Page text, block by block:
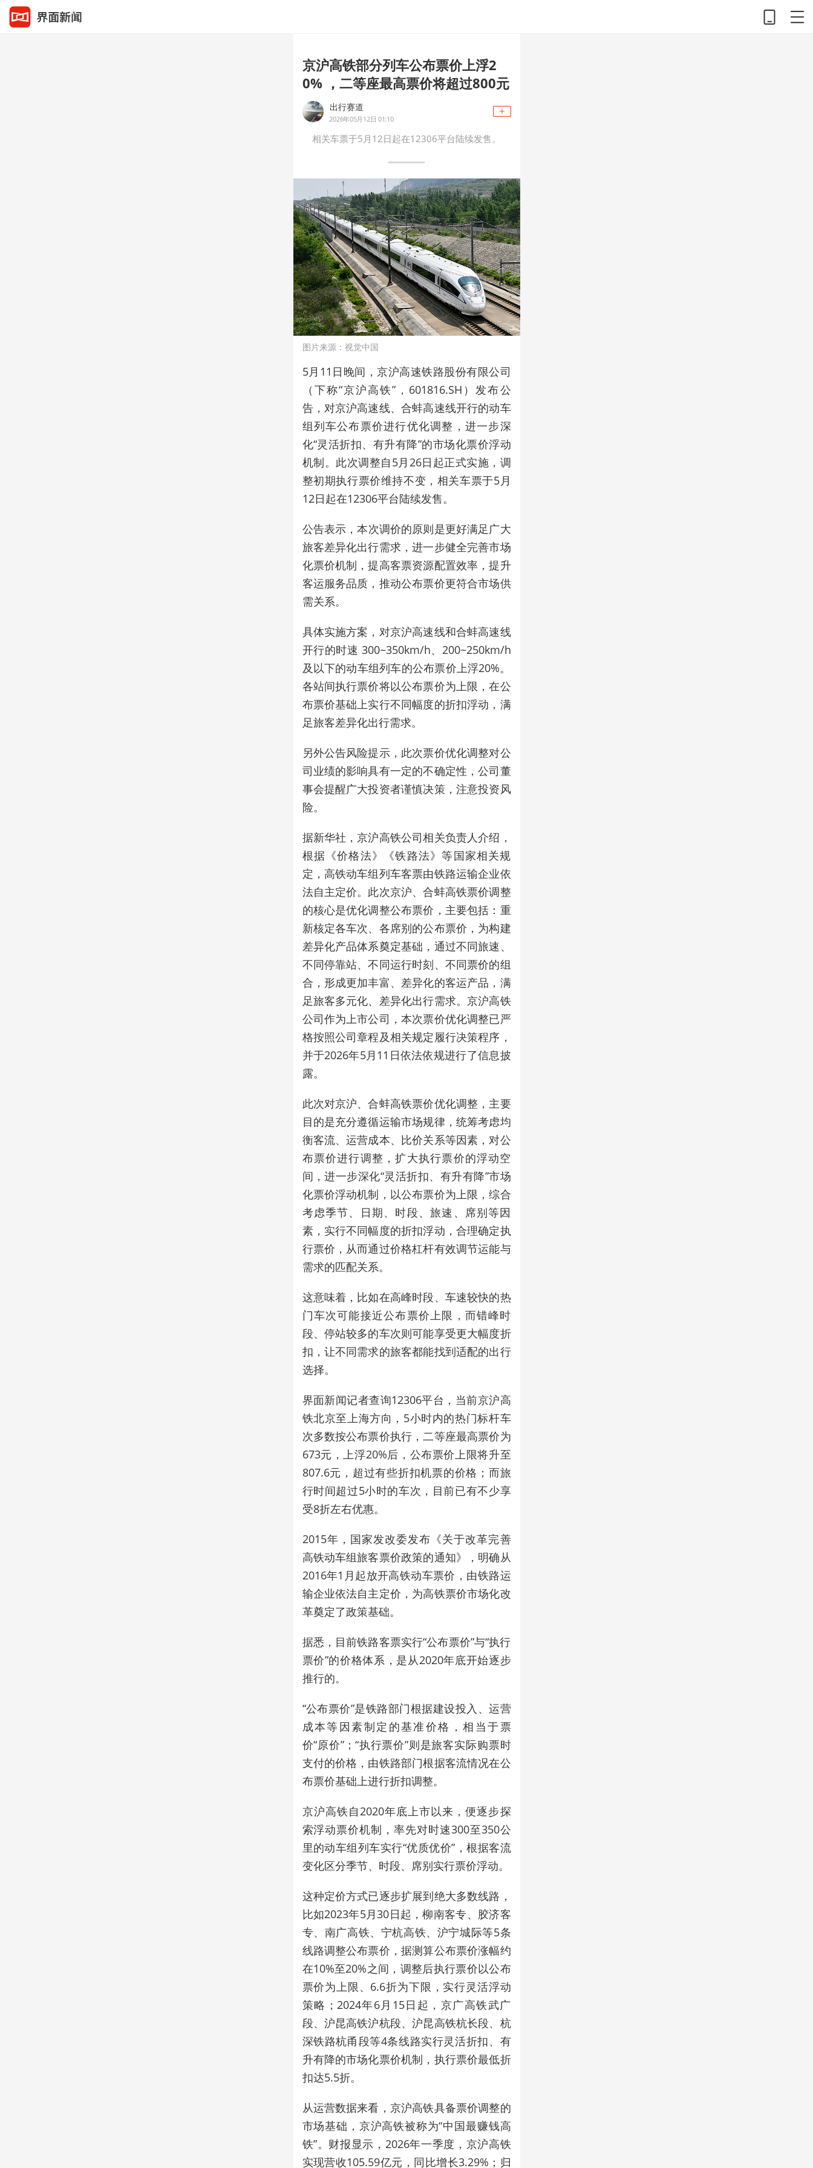
京沪高铁部分列车公布票价上浮2
0% ，二等座最高票价将超过800元
出行赛道
2026年05月12日 01:10
相关车票于5月12日起在12306平台陆续发售。
图片来源：视觉中国
5月11日晚间，京沪高速铁路股份有限公司
（下称“京沪高铁”，601816.SH）发布公
告，对京沪高速线、合蚌高速线开行的动车
组列车公布票价进行优化调整， 进一步深
化“灵活折扣、有升有降”的市场化票价浮动
机制。此次调整自5月26日起正式实施，调
整初期执行票价维持不变，相关车票于5月
12日起在12306平台陆续发售。
公告表示，本次调价的原则是更好满足广大
旅客差异化出行需求，进一步健全完善市场
化票价机制，提高客票资源配置效率，提升
客运服务品质，推动公布票价更符合市场供
需关系。
具体实施方案，对京沪高速线和合蚌高速线
开行的时速 300~350km/h、200~250km/h
及以下的动车组列车的公布票价上浮20%。
各站间执行票价将以公布票价为上限，在公
布票价基础上实行不同幅度的折扣浮动，满
足旅客差异化出行需求。
另外公告风险提示，此次票价优化调整对公
司业绩的影响具有一定的不确定性，公司董
事会提醒广大投资者谨慎决策，注意投资风
险。
据新华社，京沪高铁公司相关负责人介绍，
根据《价格法》《铁路法》等国家相关规
定，高铁动车组列车客票由铁路运输企业依
法自主定价。此次京沪、合蚌高铁票价调整
的核心是优化调整公布票价，主要包括：重
新核定各车次、各席别的公布票价，为构建
差异化产品体系奠定基础，通过不同旅速、
不同停靠站、不同运行时刻、不同票价的组
合，形成更加丰富、差异化的客运产品，满
足旅客多元化、差异化出行需求。京沪高铁
公司作为上市公司，本次票价优化调整已严
格按照公司章程及相关规定履行决策程序，
并于2026年5月11日依法依规进行了信息披
露。
此次对京沪、合蚌高铁票价优化调整，主要
目的是充分遵循运输市场规律，统筹考虑均
衡客流、运营成本、比价关系等因素，对公
布票价进行调整，扩大执行票价的浮动空
间，进一步深化“灵活折扣、有升有降”市场
化票价浮动机制，以公布票价为上限，综合
考虑季节、日期、时段、旅速、席别等因
素，实行不同幅度的折扣浮动，合理确定执
行票价，从而通过价格杠杆有效调节运能与
需求的匹配关系。
这意味着，比如在高峰时段、车速较快的热
门车次可能接近公布票价上限，而错峰时
段、停站较多的车次则可能享受更大幅度折
扣，让不同需求的旅客都能找到适配的出行
选择。
界面新闻记者查询12306平台，当前京沪高
铁北京至上海方向，5小时内的热门标杆车
次多数按公布票价执行，二等座最高票价为
673元 ，上浮20%后，公布票价上限将升至
807.6元，超过有些折扣机票的价格；而旅
行时间超过5小时的车次，目前已有不少享
受8折左右优惠。
2015年，国家发改委发布《关于改革完善
高铁动车组旅客票价政策的通知》，明确从
2016年1月起放开高铁动车票价，由铁路运
输企业依法自主定价，为高铁票价市场化改
革奠定了政策基础。
据悉，目前铁路客票实行“公布票价”与“执行
票价”的价格体系， 是从2020年底开始逐步
推行的。
“公布票价”是铁路部门根据建设投入、运营
成本等因素制定的基准价格，相当于票
价“原价”；“执行票价”则是旅客实际购票时
支付的价格，由铁路部门根据客流情况在公
布票价基础上进行折扣调整。
京沪高铁自2020年底上市以来，便逐步探
索浮动票价机制，率先对时速300至350公
里的动车组列车实行“优质优价”，根据客流
变化区分季节、时段、席别实行票价浮动。
这种定价方式已逐步扩展到绝大多数线路，
比如2023年5月30日起，柳南客专、胶济客
专、南广高铁、宁杭高铁、沪宁城际等5条
线路调整公布票价，据测算公布票价涨幅约
在10%至20%之间，调整后执行票价以公布
票价为上限、6.6折为下限，实行灵活浮动
策略；2024年6月15日起，京广高铁武广
段、沪昆高铁沪杭段、沪昆高铁杭长段、杭
深铁路杭甬段等4条线路实行灵活折扣、有
升有降的市场化票价机制，执行票价最低折
扣达5.5折。
从运营数据来看，京沪高铁具备票价调整的
市场基础，京沪高铁被称为“中国最赚钱高
铁”。财报显示，2026年一季度，京沪高铁
实现营收105.59亿元，同比增长3.29%；归